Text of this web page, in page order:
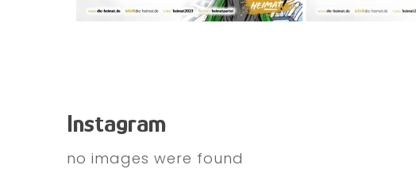
Instagram
no images were found